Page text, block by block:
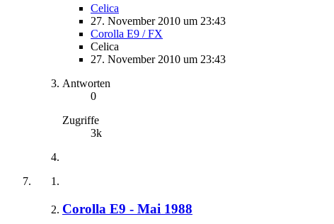
Celica
27. November 2010 um 23:43
Corolla E9 / FX
Celica
27. November 2010 um 23:43
Antworten
0
Zugriffe
3k
Corolla E9 - Mai 1988